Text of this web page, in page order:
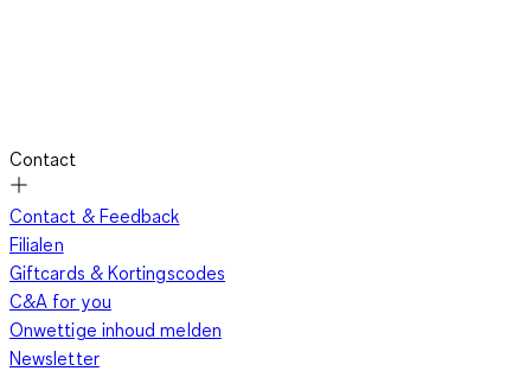
Contact
Contact & Feedback
Filialen
Giftcards & Kortingscodes
C&A for you
Onwettige inhoud melden
Newsletter